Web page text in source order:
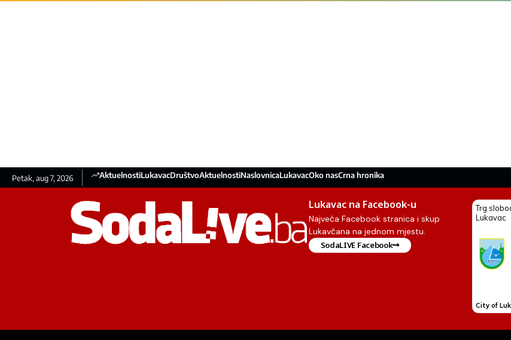
Petak, aug 7, 2026 AktuelnostiLukavacDruštvoAktuelnostiNaslovnicaLukavacOko nasCrna hronika
Lukavac na Facebook-u
Najveća Facebook stranica i skup
Lukavčana na jednom mjestu.
SodaLIVE Facebook